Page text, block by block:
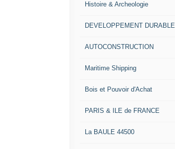
Histoire & Archeologie
DEVELOPPEMENT DURABLE
AUTOCONSTRUCTION
Maritime Shipping
Bois et Pouvoir d'Achat
PARIS & ILE de FRANCE
La BAULE 44500